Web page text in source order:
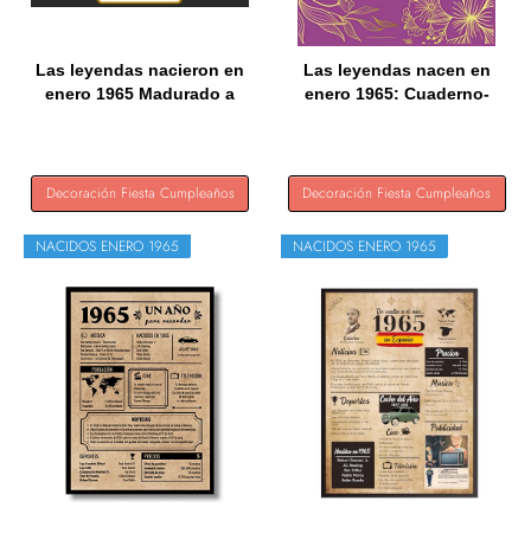
Las leyendas nacieron en
enero 1965 Madurado a
Decoración Fiesta Cumpleaños
Las leyendas nacen en
enero 1965: Cuaderno-
Decoración Fiesta Cumpleaños
NACIDOS ENERO 1965 NACIDOS ENERO 1965